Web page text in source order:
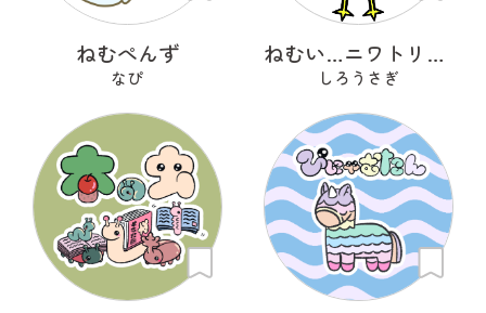
ねむぺんず
なぴ
ねむい…ニワトリさん
しろうさぎ